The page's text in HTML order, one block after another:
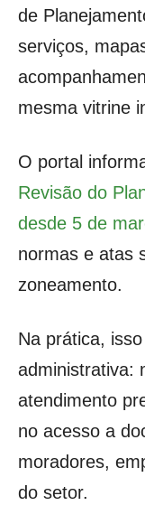
de
serviços,
mesma vitrine
O portal
Revisão do
desde 5 de
normas e atas
zoneamento.
Na prática,
administrativa:
atendimento
no acesso a
moradores,
do setor.